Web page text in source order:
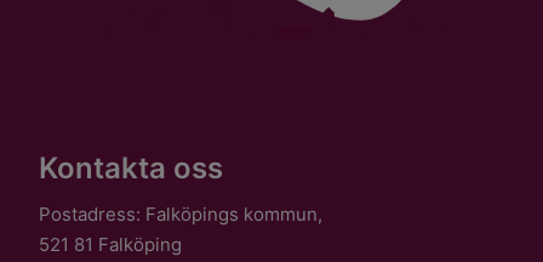
Kontakta oss
Postadress: Falköpings kommun,
521 81 Falköping